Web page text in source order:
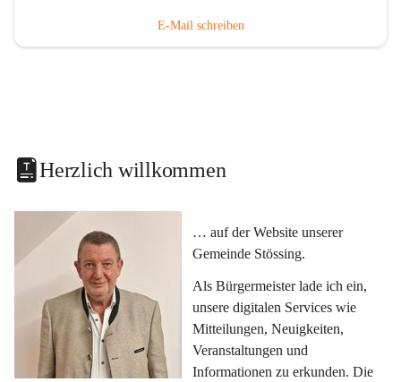
E-Mail schreiben
Herzlich willkommen
… auf der Website unserer
Gemeinde Stössing.
Als Bürgermeister lade ich ein,
unsere digitalen Services wie
Mitteilungen, Neuigkeiten,
Veranstaltungen und
Informationen zu erkunden. Die